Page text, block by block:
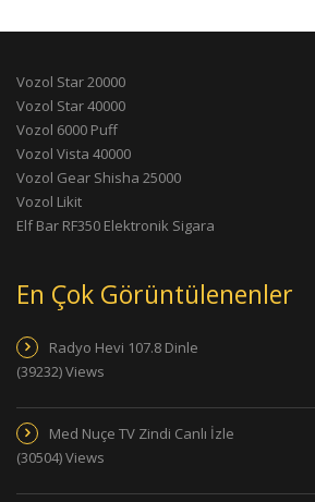
Vozol Star 20000
Vozol Star 40000
Vozol 6000 Puff
Vozol Vista 40000
Vozol Gear Shisha 25000
Vozol Likit
Elf Bar RF350 Elektronik Sigara
En Çok Görüntülenenler
Radyo Hevi 107.8 Dinle
(39232) Views
Med Nuçe TV Zindi Canlı İzle
(30504) Views